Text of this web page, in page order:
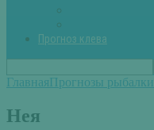
Прогноз клева
ГлавнаяПрогнозы рыбалки
Нея